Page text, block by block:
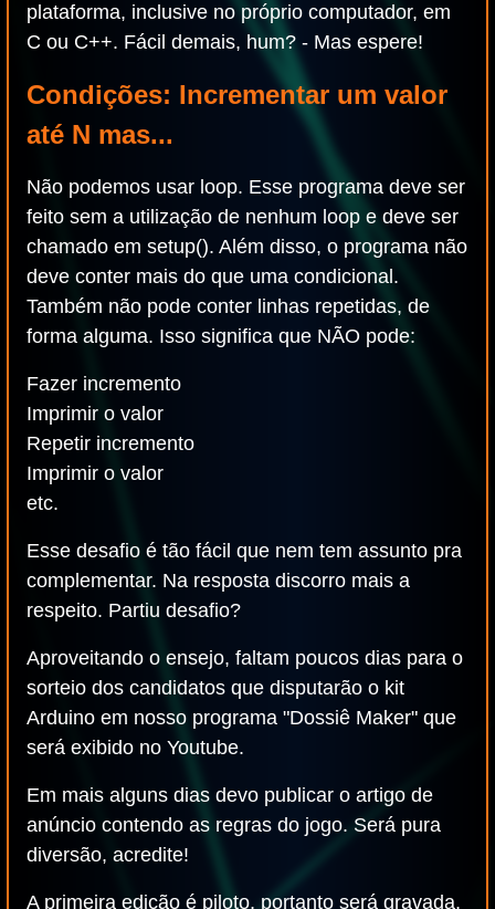
plataforma, inclusive no próprio computador, em
C ou C++. Fácil demais, hum? - Mas espere!
Condições: Incrementar um valor
até N mas...
Não podemos usar loop. Esse programa deve ser
feito sem a utilização de nenhum loop e deve ser
chamado em setup(). Além disso, o programa não
deve conter mais do que uma condicional.
Também não pode conter linhas repetidas, de
forma alguma. Isso significa que NÃO pode:
Fazer incremento
Imprimir o valor
Repetir incremento
Imprimir o valor
etc.
Esse desafio é tão fácil que nem tem assunto pra
complementar. Na resposta discorro mais a
respeito. Partiu desafio?
Aproveitando o ensejo, faltam poucos dias para o
sorteio dos candidatos que disputarão o kit
Arduino em nosso programa "Dossiê Maker" que
será exibido no Youtube.
Em mais alguns dias devo publicar o artigo de
anúncio contendo as regras do jogo. Será pura
diversão, acredite!
A primeira edição é piloto, portanto será gravada,